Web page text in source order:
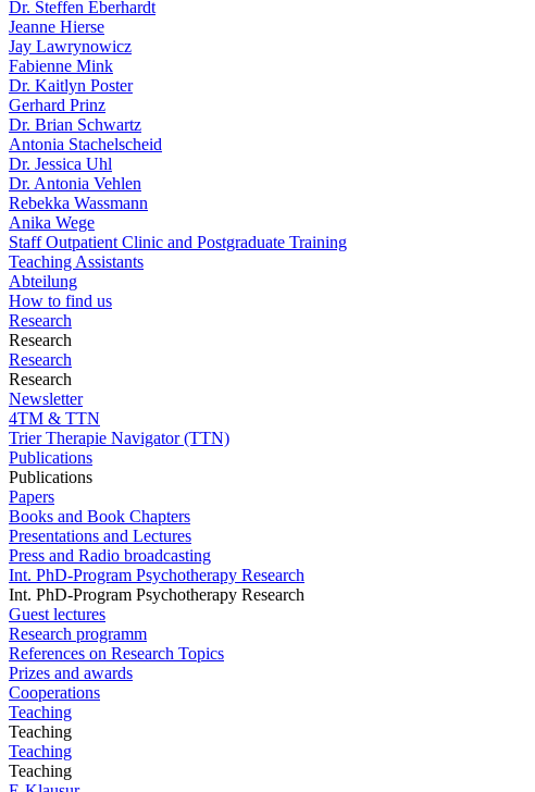
Dr. Steffen Eberhardt
Jeanne Hierse
Jay Lawrynowicz
Fabienne Mink
Dr. Kaitlyn Poster
Gerhard Prinz
Dr. Brian Schwartz
Antonia Stachelscheid
Dr. Jessica Uhl
Dr. Antonia Vehlen
Rebekka Wassmann
Anika Wege
Staff Outpatient Clinic and Postgraduate Training
Teaching Assistants
Abteilung
How to find us
Research
Research
Research
Research
Newsletter
4TM & TTN
Trier Therapie Navigator (TTN)
Publications
Publications
Papers
Books and Book Chapters
Presentations and Lectures
Press and Radio broadcasting
Int. PhD-Program Psychotherapy Research
Int. PhD-Program Psychotherapy Research
Guest lectures
Research programm
References on Research Topics
Prizes and awards
Cooperations
Teaching
Teaching
Teaching
Teaching